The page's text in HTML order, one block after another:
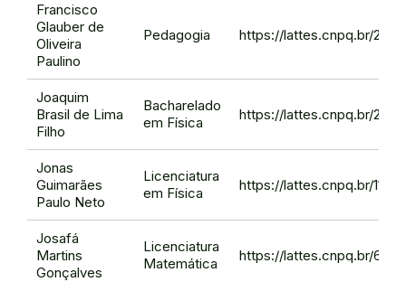
Francisco
Glauber de
Oliveira
Paulino
Pedagogia https://lattes.cnpq.br/
Joaquim
Brasil de Lima
Filho
Bacharelado
em Física
https://lattes.cnpq.br/
Jonas
Guimarães
Paulo Neto
Licenciatura
em Física
https://lattes.cnpq.br/
Josafá
Martins
Gonçalves
Licenciatura
Matemática
https://lattes.cnpq.br/